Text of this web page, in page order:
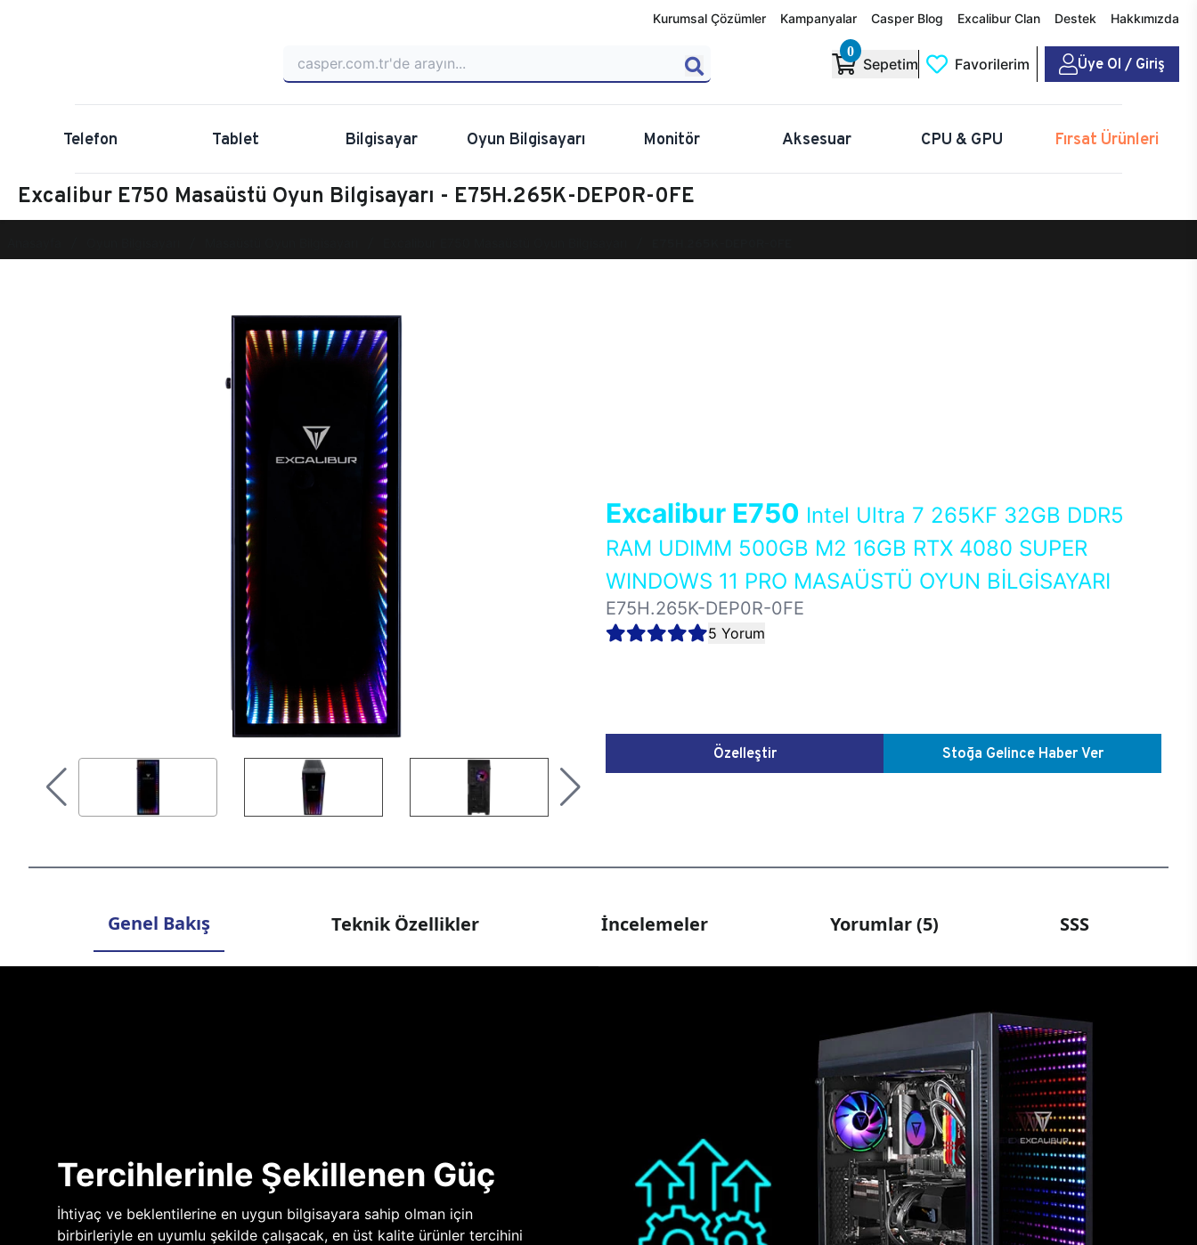
Kurumsal Çözümler Kampanyalar Casper Blog Excalibur Clan Destek Hakkımızda
0
Sepetim Favorilerim Üye Ol / Giriş
Telefon Tablet Bilgisayar Oyun Bilgisayarı Monitör Aksesuar CPU & GPU Fırsat Ürünleri
Excalibur E750 Masaüstü Oyun Bilgisayarı - E75H.265K-DEP0R-0FE
Excalibur E750 Intel Ultra 7 265KF 32GB DDR5
RAM UDIMM 500GB M2 16GB RTX 4080 SUPER
WINDOWS 11 PRO MASAÜSTÜ OYUN BİLGİSAYARI
E75H.265K-DEP0R-0FE
5 Yorum
Özelleştir Stoğa Gelince Haber Ver
Genel Bakış Teknik Özellikler İncelemeler Yorumlar (5) SSS
Tercihlerinle Şekillenen Güç
İhtiyaç ve beklentilerine en uygun bilgisayara sahip olman için
birbirleriyle en uyumlu şekilde çalışacak, en üst kalite ürünler tercihini